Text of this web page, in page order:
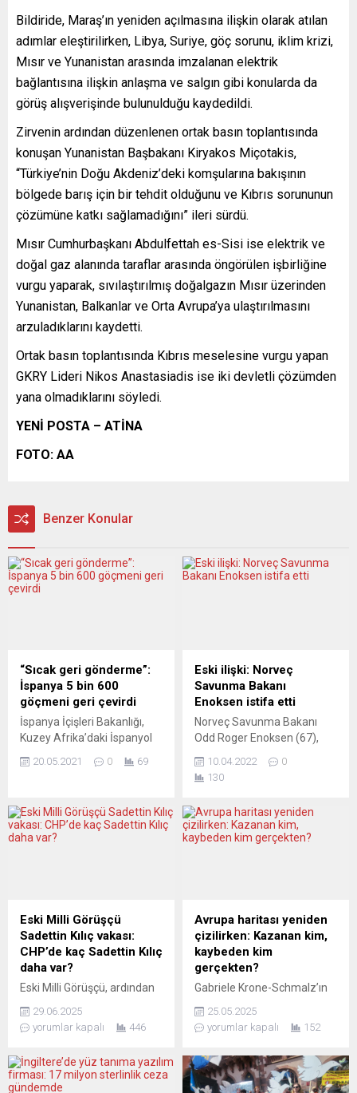
Bildiride, Maraş’ın yeniden açılmasına ilişkin olarak atılan
adımlar eleştirilirken, Libya, Suriye, göç sorunu, iklim krizi,
Mısır ve Yunanistan arasında imzalanan elektrik
bağlantısına ilişkin anlaşma ve salgın gibi konularda da
görüş alışverişinde bulunulduğu kaydedildi.
Zirvenin ardından düzenlenen ortak basın toplantısında
konuşan Yunanistan Başbakanı Kiryakos Miçotakis,
“Türkiye’nin Doğu Akdeniz’deki komşularına bakışının
bölgede barış için bir tehdit olduğunu ve Kıbrıs sorununun
çözümüne katkı sağlamadığını” ileri sürdü.
Mısır Cumhurbaşkanı Abdulfettah es-Sisi ise elektrik ve
doğal gaz alanında taraflar arasında öngörülen işbirliğine
vurgu yaparak, sıvılaştırılmış doğalgazın Mısır üzerinden
Yunanistan, Balkanlar ve Orta Avrupa’ya ulaştırılmasını
arzuladıklarını kaydetti.
Ortak basın toplantısında Kıbrıs meselesine vurgu yapan
GKRY Lideri Nikos Anastasiadis ise iki devletli çözümden
yana olmadıklarını söyledi.
YENİ POSTA – ATİNA
FOTO: AA
Benzer Konular
“Sıcak geri gönderme”:
İspanya 5 bin 600
göçmeni geri çevirdi
İspanya İçişleri Bakanlığı,
Kuzey Afrika’daki İspanyol
Mayıs’tan bu yana yasa dışı
çoğunluğunu Fas’a geri
gönderdiğini açıkladı.
yapan düzensiz
göçmenlerin sayısının 5 bin
600’ü bulduğu bildirildi.
İspanya,...
20.05.2021 0 69
Eski ilişki: Norveç
Savunma Bakanı
Enoksen istifa etti
Norveç Savunma Bakanı
Odd Roger Enoksen (67),
kadınla yasak ilişki
yaşadığının ortaya çıkması
VG gazetesinin haberine
göre, Enoksen’un 2005’te 18
çıkmasından sonra olayı
doğrulayan ve
kamuoyundan özür dileyen
Enoksen, istifa...
10.04.2022
0
130
Eski Milli Görüşçü
Sadettin Kılıç vakası:
CHP’de kaç Sadettin Kılıç
daha var?
Eski Milli Görüşçü, ardından
yapılanmasında etkin rol
almış, şimdi ise CHP’nin yurt
olarak sahneye çıkan
Sadettin Kılıç… Avusturya’da
29.06.2025
yorumlar kapalı
446
Avrupa haritası yeniden
çizilirken: Kazanan kim,
kaybeden kim
gerçekten?
Gabriele Krone-Schmalz’ın
anlatısına sert bir tokat
niteliğinde. Ukrayna’daki
“özgürlük ve demokrasi
mücadelesi” olarak
25.05.2025
yorumlar kapalı
152